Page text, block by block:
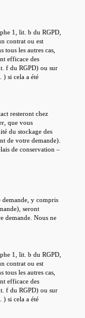
1, lit. b du RGPD,
contrat ou est
tous les autres cas,
efficace des
f du RGPD) ou sur
) si cela a été
resteront chez
que vous
du stockage des
de votre demande).
de conservation –
demande, y compris
seront
demande. Nous ne
1, lit. b du RGPD,
contrat ou est
tous les autres cas,
efficace des
f du RGPD) ou sur
) si cela a été